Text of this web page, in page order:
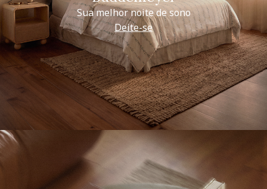
Sua melhor noite de sono
Deite-se